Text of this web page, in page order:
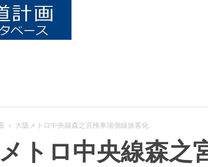
画
大阪メトロ中央線森之宮検車場側線旅客化
トロ中央線森之